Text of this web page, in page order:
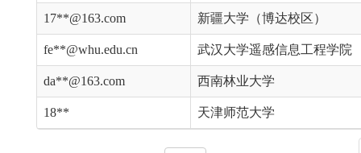
17**@163.com 新疆大学（博达校区）
fe**@whu.edu.cn 武汉大学遥感信息工程学院
da**@163.com 西南林业大学
18** 天津师范大学